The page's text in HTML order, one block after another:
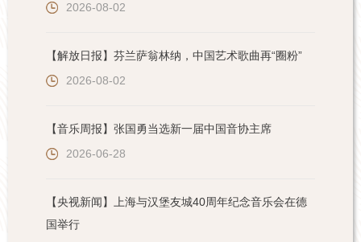
2026-08-02
【解放日报】芬兰萨翁林纳，中国艺术歌曲再“圈粉”
2026-08-02
【音乐周报】张国勇当选新一届中国音协主席
2026-06-28
【央视新闻】上海与汉堡友城40周年纪念音乐会在德
国举行